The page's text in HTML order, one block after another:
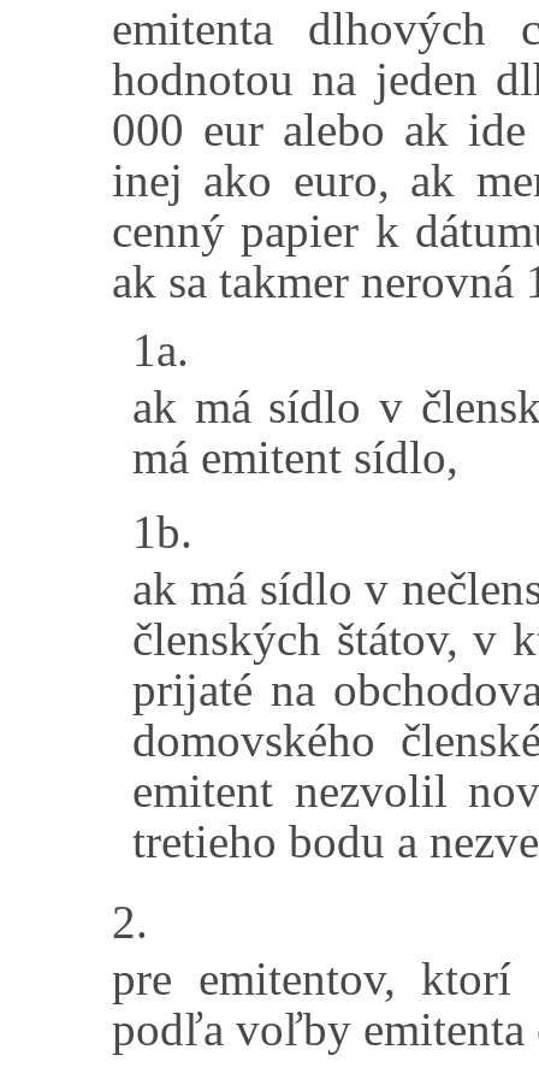
emitenta dlhových
hodnotou na jeden
000 eur alebo ak
inej ako euro, ak
cenný papier k
ak sa takmer nerovná
1a.
ak má sídlo v
má emitent sídlo,
1b.
ak má sídlo v
členských štátov, v
prijaté na
domovského
emitent nezvolil
tretieho bodu a
2.
pre emitentov,
podľa voľby emitenta